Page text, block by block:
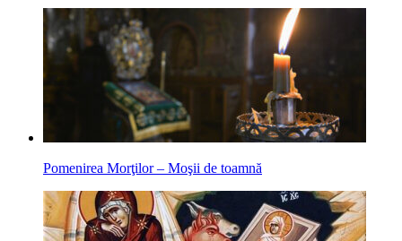
Pomenirea Morţilor – Moşii de toamnă